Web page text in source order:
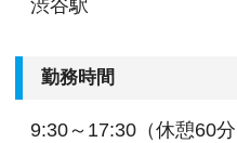
渋谷駅
勤務時間
9:30～17:30（休憩60分